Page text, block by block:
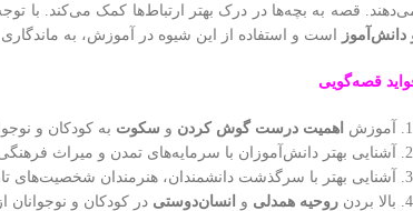
قصه به بچه‌ها در درک بهتر ارتباط‌ها کمک می‌کند. با
دانش‌آموز
است و استفاده از این شیوه در آموزش، به
قصه‌گویی
آموزش اهمیت درست گوش کردن و سکوت به کودکان و
آشنایی بهتر دانش‌آموزان با سرمایه‌های تمدن و میراث
آشنایی بهتر با سرگذشت دانشمندان، هنرمندان شخصیت‌های
بالا بردن روحیه همدلی و انسان‌دوستی در کودکان و